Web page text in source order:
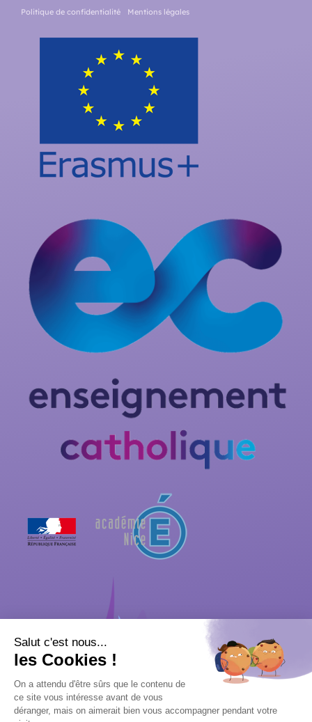
Politique de confidentialité Mentions légales